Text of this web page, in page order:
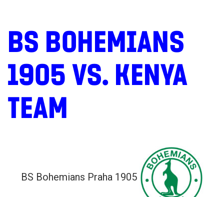
BS BOHEMIANS
1905 VS. KENYA
TEAM
BS Bohemians Praha 1905